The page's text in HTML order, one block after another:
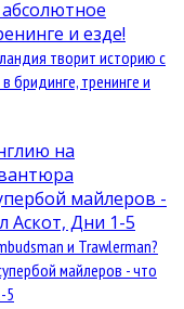
творит историю с
бридинге, тренинге и
и Trawlerman?
майлеров - что
5